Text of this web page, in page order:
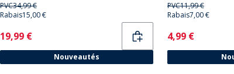
PVC34,99 €
Rabais15,00 €
Current
19,99 €
Nouveautés
PVC11,99 €
Rabais7,00 €
Current
4,99 €